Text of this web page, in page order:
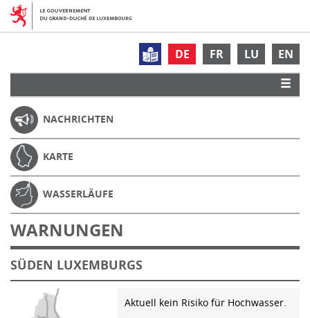
DE FR LU EN
NACHRICHTEN
KARTE
WASSERLÄUFE
WARNUNGEN
SÜDEN LUXEMBURGS
Aktuell kein Risiko für Hochwasser.